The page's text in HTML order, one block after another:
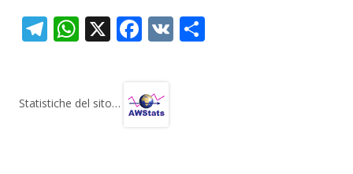
T
gr
W
s
X F
b
V
Statistiche del sito…